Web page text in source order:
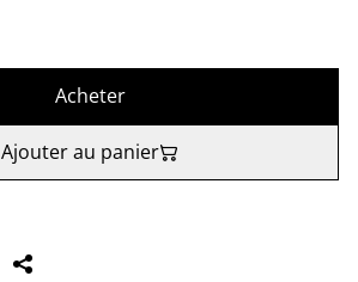
Acheter
Ajouter au panier